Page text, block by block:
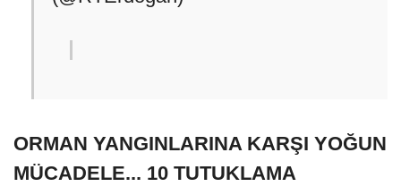
ORMAN YANGINLARINA KARŞI YOĞUN
MÜCADELE... 10 TUTUKLAMA